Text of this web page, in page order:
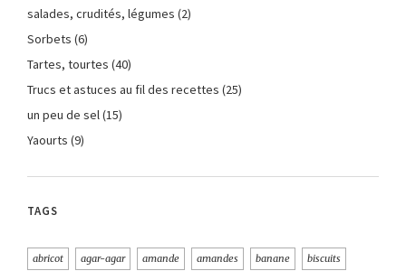
salades, crudités, légumes (2)
Sorbets (6)
Tartes, tourtes (40)
Trucs et astuces au fil des recettes (25)
un peu de sel(15)
Yaourts (9)
TAGS
abricot agar-agar amande amandes banane biscuits